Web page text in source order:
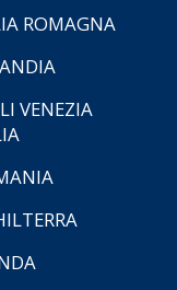
ROMAGNA
VENEZIA